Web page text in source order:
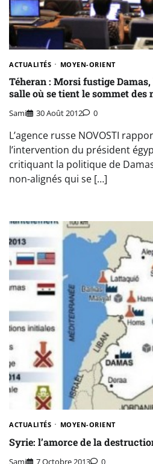
ACTUALITÉS MOYEN-ORIENT
Téheran : Morsi fustige
salle où se tient le sommet des
Sami 30 Août 2012 0
L’agence russe NOVOSTI
l’intervention du président
critiquant la politique de
non-alignés qui se […]
ACTUALITÉS MOYEN-ORIENT
Syrie: l’amorce de la
Sami 7 Octobre 2013 0